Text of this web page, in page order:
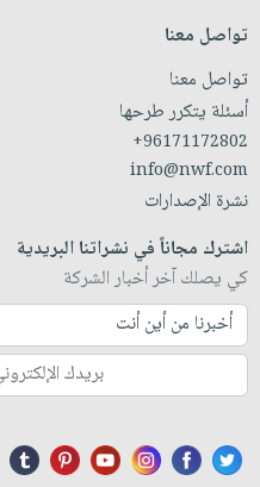
تواصل معنا
تواصل معنا
أسئلة يتكرر طرحها
+96171172802
info@nwf.com
نشرة الإصدارات
اشترك مجاناً في نشراتنا البريدية
كي يصلك آخر أخبار الشركة